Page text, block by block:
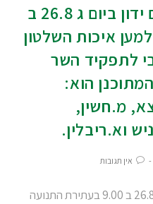
בג"צ בהרכב 7 שופטים ידון ביום ג 26.8 ב
למען איכות השלטון
לתפקיד השר
הוא:
מ.חשין,
וא.ריבלין.
אין תגובות
בג"צ בהרכב 7 שופטים ידון ביום ג 26.8 ב 9.00 בעתירת התנועה